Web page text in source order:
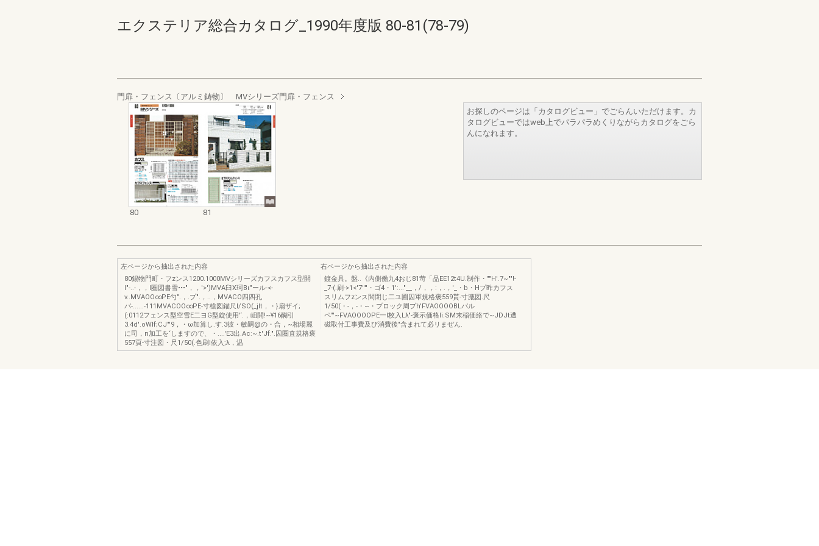
エクステリア総合カタログ_1990年度版 80-81(78-79)
門扉・フェンス〔アルミ鋳物〕 MVシリーズ門扉・フェンス
80 81
お探しのページは「カタログビュー」でごらんいただけます。カ
タログビューではweb上でパラパラめくりながらカタログをごら
んになれます。
左ページから抽出された内容
80錫物門町・フzンス1200.1000MVシリーズカフスカフス型開
I"-..-，，I圏図書雪•••"，，'>')MVA臼X珂Bι"ール-<-
v..MVAOO∞PE勺".，.プ".，..，MVACO四四孔
バ-......-111MVACOO∞PE-寸槍図錨尺I/SO(_jlt，・}扇ザイ;
(:0112フェンス型空雪E二ヨG型錠使用'‘.，岨開!~¥16醐引
3.4d'.oWIf;CJ"'9，・ω加算し.す.3彼・敏嗣@の・合，~相場麗
に司，n加工を‘しますので、・....'E3出.Ac:~.t'Jf.".囚圏直規格褒
557頁-寸注図・尺1/50(.色刷l依入;λ，温
右ページから抽出された内容
鍍金具。盤..《内側働九4おじ81苛「品EE12t4U.制作・""H'.7~""!-
_7-(.刷->1<'7''''・ゴ4・1':..."__，/，，:，.，'_・b・Hプ昨カフス
スリムフzンス間閉じ二ユ圃囚軍規格褒559貰-寸漉図.尺
1/50(・-，-・~・プロック周プh'FVAOOOOBLパル
ペ"'~FVAOOOOPE一l枚入Lλ"-褒示価格Ii.SM末稲価絡で~JDJt遭
磁取付工事費及び消費後"含まれて必リまぜん.